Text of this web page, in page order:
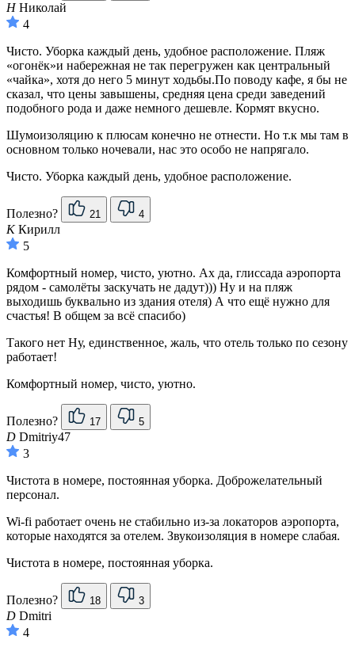
ННиколай
4
Чисто. Уборка каждый день, удобное расположение. Пляж
«огонёк»и набережная не так перегружен как центральный
«чайка», хотя до него 5 минут ходьбы.По поводу кафе, я бы не
сказал, что цены завышены, средняя цена среди заведений
подобного рода и даже немного дешевле. Кормят вкусно.
Шумоизоляцию к плюсам конечно не отнести. Но т.к мы там в
основном только ночевали, нас это особо не напрягало.
Чисто. Уборка каждый день, удобное расположение.
Полезно? 21 4
ККирилл
5
Комфортный номер, чисто, уютно. Ах да, глиссада аэропорта
рядом - самолёты заскучать не дадут))) Ну и на пляж
выходишь буквально из здания отеля) А что ещё нужно для
счастья! В общем за всё спасибо)
Такого нет Ну, единственное, жаль, что отель только по сезону
работает!
Комфортный номер, чисто, уютно.
Полезно? 17 5
D Dmitriy47
3
Чистота в номере, постоянная уборка. Доброжелательный
персонал.
Wi-fi работает очень не стабильно из-за локаторов аэропорта,
которые находятся за отелем. Звукоизоляция в номере слабая.
Чистота в номере, постоянная уборка.
Полезно? 18 3
D Dmitri
4